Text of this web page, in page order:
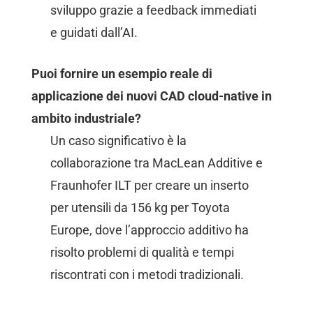
sviluppo grazie a feedback immediati
e guidati dall’AI.
Puoi fornire un esempio reale di
applicazione dei nuovi CAD cloud-native in
ambito industriale?
Un caso significativo è la
collaborazione tra MacLean Additive e
Fraunhofer ILT per creare un inserto
per utensili da 156 kg per Toyota
Europe, dove l’approccio additivo ha
risolto problemi di qualità e tempi
riscontrati con i metodi tradizionali.